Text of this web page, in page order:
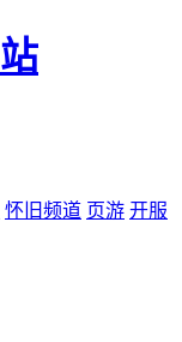
怀旧频道 页游 开服